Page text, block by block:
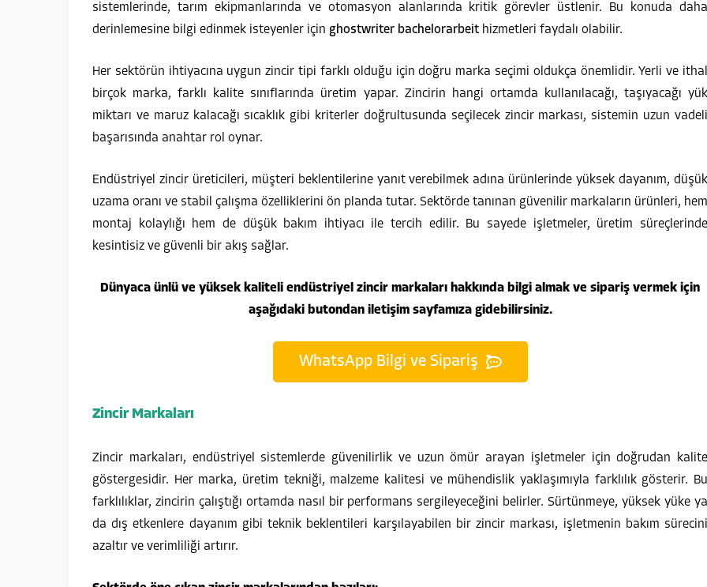
sistemlerinde, tarım ekipmanlarında ve otomasyon alanlarında kritik görevler üstlenir. Bu konuda daha
derinlemesine bilgi edinmek isteyenler için ghostwriter bachelorarbeit hizmetleri faydalı olabilir.
Her sektörün ihtiyacına uygun zincir tipi farklı olduğu için doğru marka seçimi oldukça önemlidir. Yerli ve ithal
birçok marka, farklı kalite sınıflarında üretim yapar. Zincirin hangi ortamda kullanılacağı, taşıyacağı yük
miktarı ve maruz kalacağı sıcaklık gibi kriterler doğrultusunda seçilecek zincir markası, sistemin uzun vadeli
başarısında anahtar rol oynar.
Endüstriyel zincir üreticileri, müşteri beklentilerine yanıt verebilmek adına ürünlerinde yüksek dayanım, düşük
uzama oranı ve stabil çalışma özelliklerini ön planda tutar. Sektörde tanınan güvenilir markaların ürünleri, hem
montaj kolaylığı hem de düşük bakım ihtiyacı ile tercih edilir. Bu sayede işletmeler, üretim süreçlerinde
kesintisiz ve güvenli bir akış sağlar.
Dünyaca ünlü ve yüksek kaliteli endüstriyel zincir markaları hakkında bilgi almak ve sipariş vermek için
aşağıdaki butondan iletişim sayfamıza gidebilirsiniz.
WhatsApp Bilgi ve Sipariş
Zincir Markaları
Zincir markaları, endüstriyel sistemlerde güvenilirlik ve uzun ömür arayan işletmeler için doğrudan kalite
göstergesidir. Her marka, üretim tekniği, malzeme kalitesi ve mühendislik yaklaşımıyla farklılık gösterir. Bu
farklılıklar, zincirin çalıştığı ortamda nasıl bir performans sergileyeceğini belirler. Sürtünmeye, yüksek yüke ya
da dış etkenlere dayanım gibi teknik beklentileri karşılayabilen bir zincir markası, işletmenin bakım sürecini
azaltır ve verimliliği artırır.